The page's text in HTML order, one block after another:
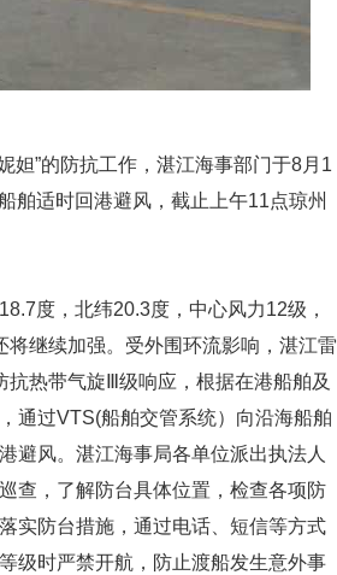
妲”的防抗工作，湛江海事部门于8月1
舶适时回港避风，截止上午11点琼州
度，北纬20.3度，中心风力12级，
继续加强。受外围环流影响，湛江雷
热带气旋Ⅲ级响应，根据在港船舶及
通过VTS(船舶交管系统）向沿海船舶
避风。湛江海事局各单位派出执法人
查，了解防台具体位置，检查各项防
实防台措施，通过电话、短信等方式
级时严禁开航，防止渡船发生意外事